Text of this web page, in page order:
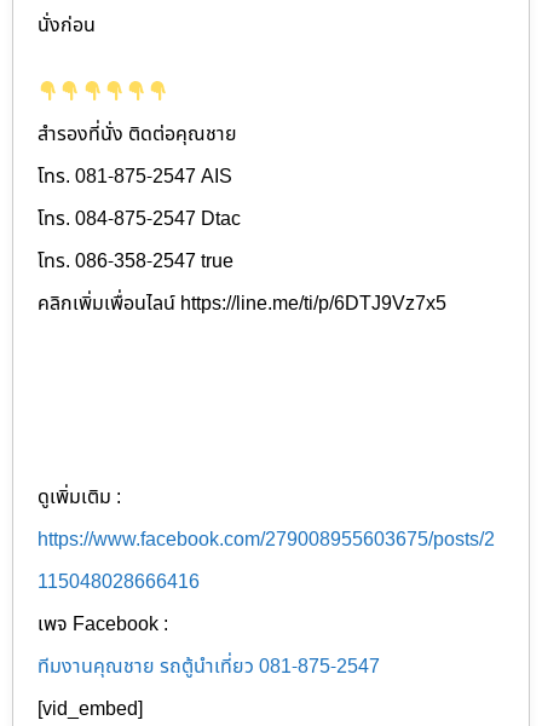
นั่งก่อน
สำรองที่นั่ง ติดต่อคุณชาย
โทร. 081-875-2547 AIS
โทร. 084-875-2547 Dtac
โทร. 086-358-2547 true
คลิกเพิ่มเพื่อนไลน์ https://line.me/ti/p/6DTJ9Vz7x5
ดูเพิ่มเติม :
https://www.facebook.com/279008955603675/posts/2
115048028666416
เพจ Facebook :
ทีมงานคุณชาย รถตู้นำเที่ยว 081-875-2547
[vid_embed]